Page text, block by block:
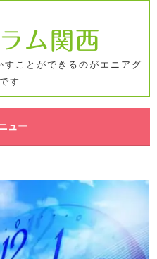
ム関西
ことができるのがエニアグ
す
ュー